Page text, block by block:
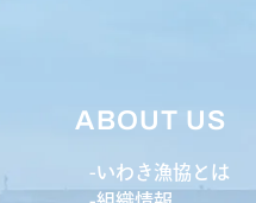
ABOUT US
いわき漁協とは